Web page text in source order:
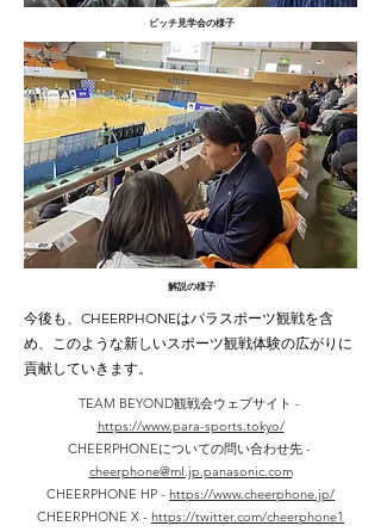
ピッチ見学会の様子
解説の様子
今後も、CHEERPHONEはパラスポーツ観戦を含
め、このような新しいスポーツ観戦体験の広がりに
貢献していきます。
TEAM BEYOND観戦会ウェブサイト -
https://www.para-sports.tokyo/
CHEERPHONEについての問い合わせ先 -
cheerphone@ml.jp.panasonic.com
CHEERPHONE HP - https://www.cheerphone.jp/
CHEERPHONE X - https://twitter.com/cheerphone1